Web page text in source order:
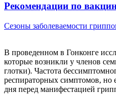
Рекомендации по
Сезоны заболеваемости
В проведенном в Гонконге
которые возникли у членов
глотки). Частота
респираторных симптомов, но
дня перед манифестацией